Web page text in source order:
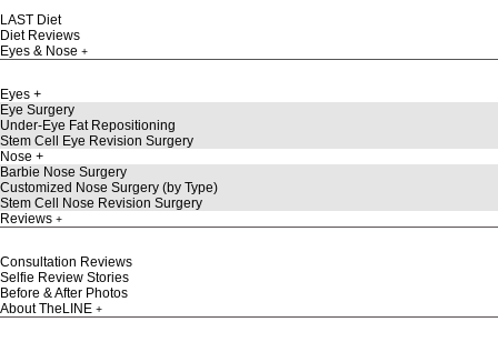
LAST Diet
Diet Reviews
Eyes & Nose
Eyes
Eye Surgery
Under-Eye Fat Repositioning
Stem Cell Eye Revision Surgery
Nose
Barbie Nose Surgery
Customized Nose Surgery (by Type)
Stem Cell Nose Revision Surgery
Reviews
Consultation Reviews
Selfie Review Stories
Before & After Photos
About TheLINE